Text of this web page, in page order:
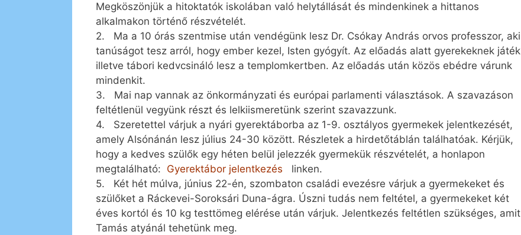
Megköszönjük a hitoktatók iskolában való helytállását és mindenkinek a hittanos
alkalmakon történő részvételét.
2. Ma a 10 órás szentmise után vendégünk lesz Dr. Csókay András orvos professzor, aki
tanúságot tesz arról, hogy ember kezel, Isten gyógyít. Az előadás alatt gyerekeknek játék
illetve tábori kedvcsináló lesz a templomkertben. Az előadás után közös ebédre várunk
mindenkit.
3. Mai nap vannak az önkormányzati és európai parlamenti választások. A szavazáson
feltétlenül vegyünk részt és lelkiismeretünk szerint szavazzunk.
4. Szeretettel várjuk a nyári gyerektáborba az 1-9. osztályos gyermekek jelentkezését,
amely Alsónánán lesz július 24-30 között. Részletek a hirdetőtáblán találhatóak. Kérjük,
hogy a kedves szülők egy héten belül jelezzék gyermekük részvételét, a honlapon
megtalálható: Gyerektábor jelentkezés linken.
5. Két hét múlva, június 22-én, szombaton családi evezésre várjuk a gyermekeket és
szülőket a Ráckevei-Soroksári Duna-ágra. Úszni tudás nem feltétel, a gyermekeket két
éves kortól és 10 kg testtömeg elérése után várjuk. Jelentkezés feltétlen szükséges, amit
Tamás atyánál tehetünk meg.